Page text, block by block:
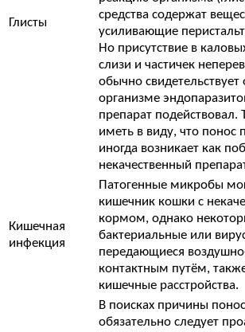
Глисты
средства содержат
усиливающие
Но присутствие в
слизи и частичек
обычно свидетельствует
организме
препарат
иметь в виду, что понос
иногда возникает как
некачественный
Кишечная
инфекция
Патогенные микробы
кишечник кошки с
кормом, однако
бактериальные или
передающиеся
контактным путём,
кишечные расстройства.
В поисках причины
обязательно следует